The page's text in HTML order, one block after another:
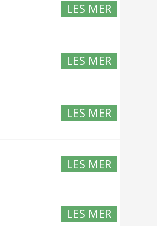
LES MER
LES MER
LES MER
LES MER
LES MER